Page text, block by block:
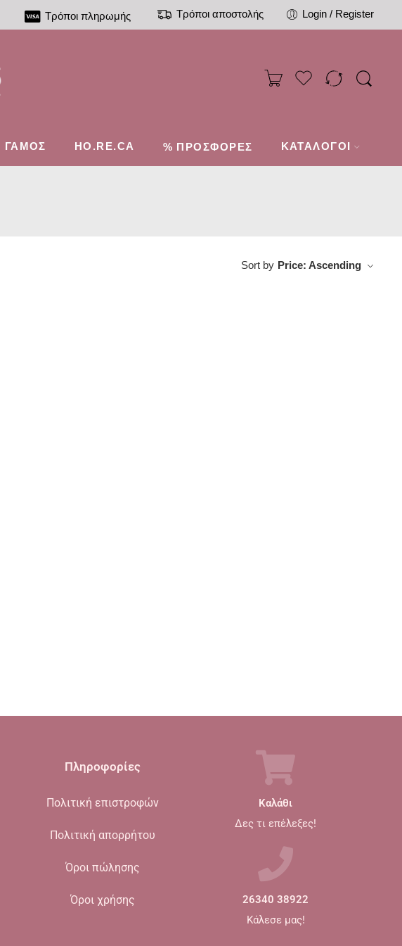
Τρόποι πληρωμής Τρόποι αποστολής Login / Register
ΓΑΜΟΣ HO.RE.CA % ΠΡΟΣΦΟΡΕΣ ΚΑΤΑΛΟΓΟΙ
Sort by Price: Ascending
Πληροφορίες
Πολιτική επιστροφών
Πολιτική απορρήτου
Όροι πώλησης
Όροι χρήσης
Καλάθι
Δες τι επέλεξες!
26340 38922
Κάλεσε μας!